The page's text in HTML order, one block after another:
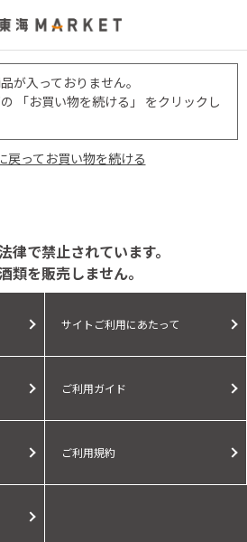
が入っておりません。
「お買い物を続ける」 をクリックし
戻ってお買い物を続ける
律で禁止されています。
類を販売しません。
サイトご利用にあたって
ご利用ガイド
ご利用規約